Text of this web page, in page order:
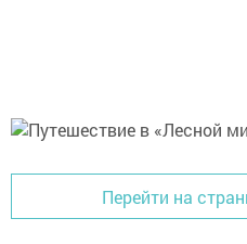
Перейти на